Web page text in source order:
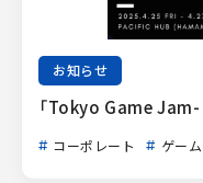
お知らせ
「Tokyo Game
コーポレート ゲーム